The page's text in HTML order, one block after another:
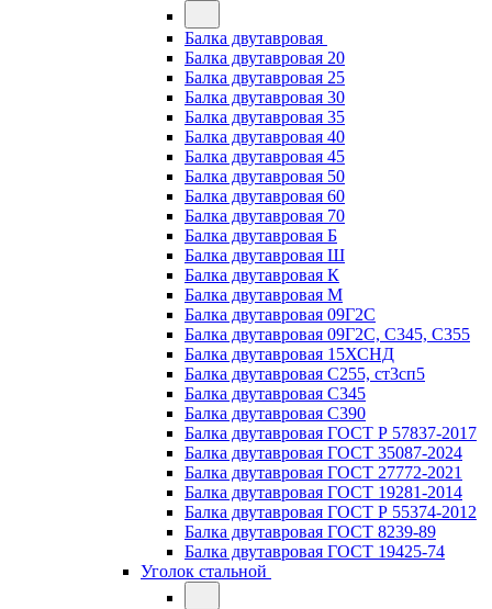
Балка двутавровая
Балка двутавровая 20
Балка двутавровая 25
Балка двутавровая 30
Балка двутавровая 35
Балка двутавровая 40
Балка двутавровая 45
Балка двутавровая 50
Балка двутавровая 60
Балка двутавровая 70
Балка двутавровая Б
Балка двутавровая Ш
Балка двутавровая К
Балка двутавровая М
Балка двутавровая 09Г2С
Балка двутавровая 09Г2С, С345, С355
Балка двутавровая 15ХСНД
Балка двутавровая С255, ст3сп5
Балка двутавровая С345
Балка двутавровая С390
Балка двутавровая ГОСТ Р 57837-2017
Балка двутавровая ГОСТ 35087-2024
Балка двутавровая ГОСТ 27772-2021
Балка двутавровая ГОСТ 19281-2014
Балка двутавровая ГОСТ Р 55374-2012
Балка двутавровая ГОСТ 8239-89
Балка двутавровая ГОСТ 19425-74
Уголок стальной